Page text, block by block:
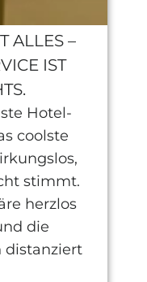
ALLES –
IST
Hotel-
coolste
stimmt.
herzlos
die
distanziert